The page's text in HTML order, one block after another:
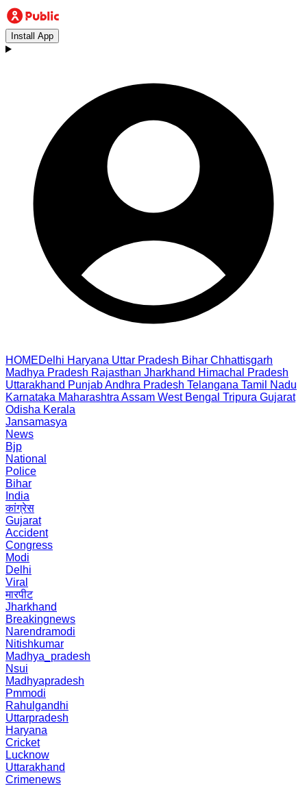
Install App
HOMEDelhi Haryana Uttar Pradesh Bihar Chhattisgarh
Madhya Pradesh Rajasthan Jharkhand Himachal Pradesh
Uttarakhand PunjabAndhra Pradesh Telangana Tamil Nadu
Karnataka Maharashtra Assam West Bengal Tripura Gujarat
Odisha Kerala
Jansamasya
News
Bjp
National
Police
Bihar
India
कांग्रेस
Gujarat
Accident
Congress
Modi
Delhi
Viral
मारपीट
Jharkhand
Breakingnews
Narendramodi
Nitishkumar
Madhya_pradesh
Nsui
Madhyapradesh
Pmmodi
Rahulgandhi
Uttarpradesh
Haryana
Cricket
Lucknow
Uttarakhand
Crimenews